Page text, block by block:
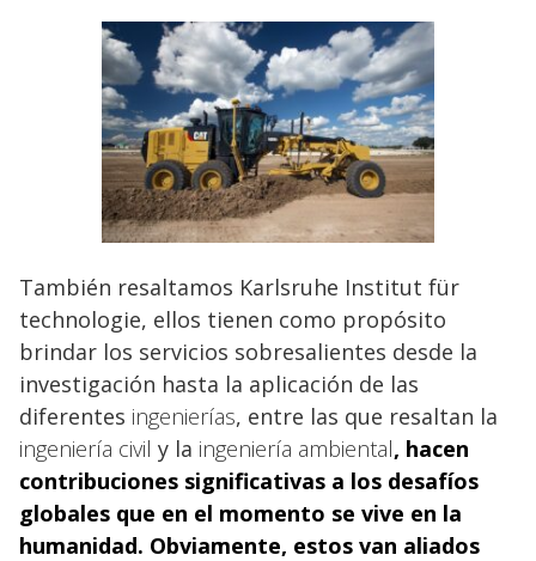
También resaltamos Karlsruhe Institut für
technologie, ellos tienen como propósito
brindar los servicios sobresalientes desde la
investigación hasta la aplicación de las
diferentes ingenierías, entre las que resaltan la
ingeniería civil y la ingeniería ambiental, hacen
contribuciones significativas a los desafíos
globales que en el momento se vive en la
humanidad. Obviamente, estos van aliados